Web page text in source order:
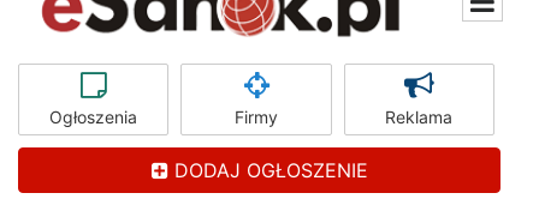
Ogłoszenia Firmy Reklama
DODAJ OGŁOSZENIE